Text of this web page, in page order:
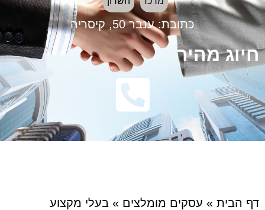
כתובת:ענבר 50, קיסריה
חיוג מהיר
דף הבית » עסקים מומלצים » בעלי מקצוע